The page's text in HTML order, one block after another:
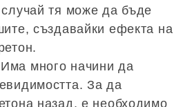
тя може да бъде
създавайки ефекта на
Има много начини да
За да
назад, е необходимо